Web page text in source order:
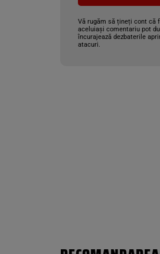
Vă rugăm să țineți cont că
aceluiași comentariu pot
încurajează dezbaterile
atacuri.